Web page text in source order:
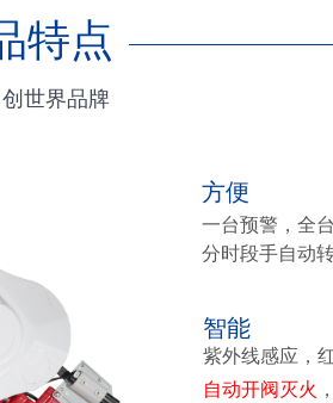
特点
世界品牌
方便
一台预警，全
分时段手自动
智能
紫外线感应，
自动开阀灭火